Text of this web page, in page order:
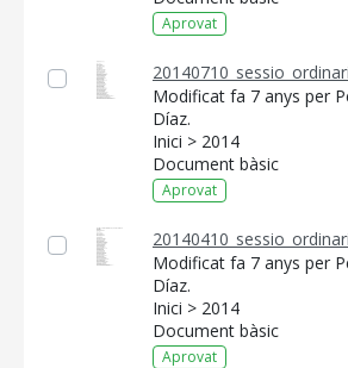
Aprovat
Modificat fa 7 anys per
Díaz.
Inici > 2014
Document bàsic
Aprovat
Modificat fa 7 anys per
Díaz.
Inici > 2014
Document bàsic
Aprovat